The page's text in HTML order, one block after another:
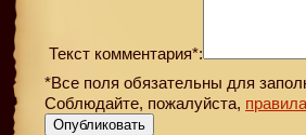
Текст комментария*:
*Все поля обязательны для
Соблюдайте, пожалуйста,
Опубликовать